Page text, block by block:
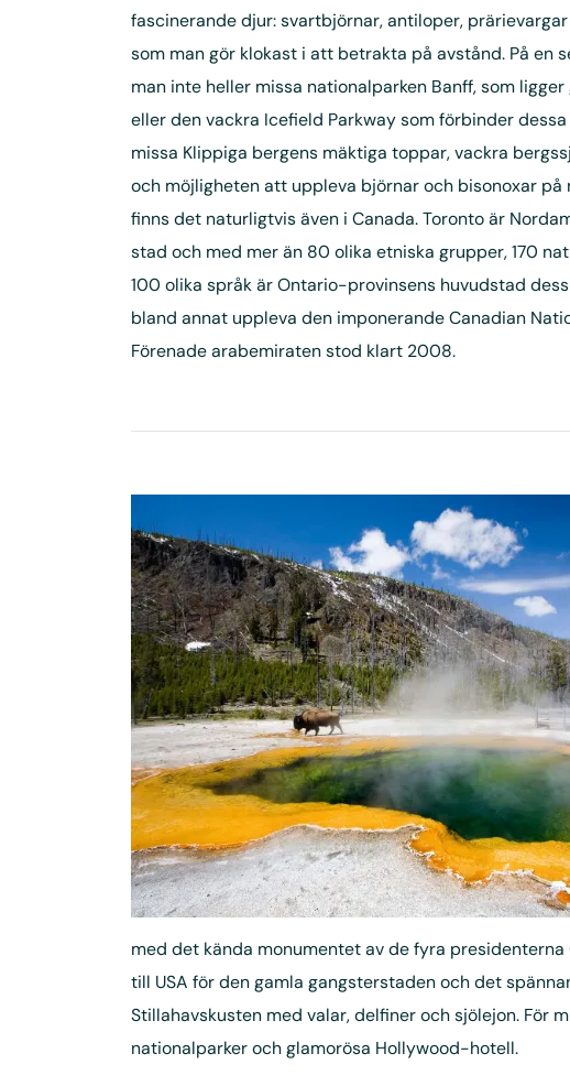
fascinerande djur: svartbjörnar, antiloper,
som man gör klokast i att betrakta på avstånd. På en
man inte heller missa nationalparken Banff, som
eller den vackra Icefield Parkway som förbinder
missa Klippiga bergens mäktiga toppar, vackra
och möjligheten att uppleva björnar och bisonoxar på
finns det naturligtvis även i Canada. Toronto är
stad och med mer än 80 olika etniska grupper, 170
100 olika språk är Ontario-provinsens huvudstad
bland annat uppleva den imponerande Canadian
Förenade arabemiraten stod klart 2008.
med det kända monumentet av de fyra presidenterna
till USA för den gamla gangsterstaden och det
Stillahavskusten med valar, delfiner och sjölejon. För
nationalparker och glamorösa Hollywood-hotell.